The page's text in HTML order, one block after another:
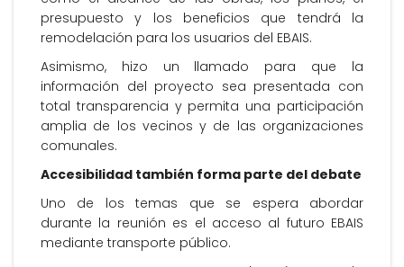
presupuesto y los beneficios que tendrá la
remodelación para los usuarios del EBAIS.
Asimismo, hizo un llamado para que la
información del proyecto sea presentada con
total transparencia y permita una participación
amplia de los vecinos y de las organizaciones
comunales.
Accesibilidad también forma parte del debate
Uno de los temas que se espera abordar
durante la reunión es el acceso al futuro EBAIS
mediante transporte público.